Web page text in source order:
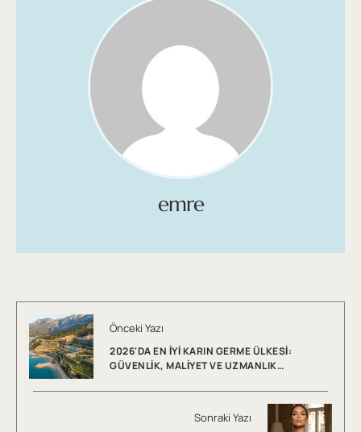
emre
Önceki Yazı
2026'DA EN İYI KARIN GERME ÜLKESI:
GÜVENLIK, MALIYET VE UZMANLIK
Sonraki Yazı